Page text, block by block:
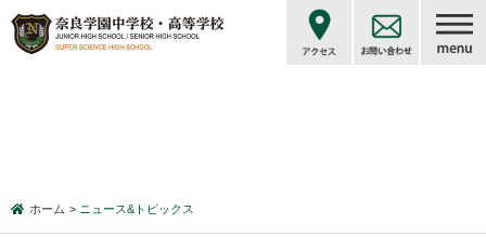
ホーム ニュース&トピックス